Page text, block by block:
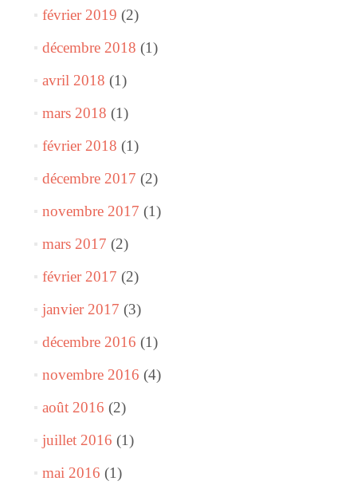
février 2019 (2)
décembre 2018 (1)
avril 2018 (1)
mars 2018 (1)
février 2018 (1)
décembre 2017 (2)
novembre 2017 (1)
mars 2017 (2)
février 2017 (2)
janvier 2017 (3)
décembre 2016 (1)
novembre 2016 (4)
août 2016 (2)
juillet 2016 (1)
mai 2016 (1)